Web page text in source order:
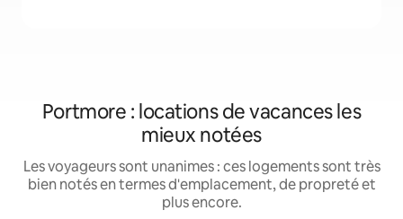
Portmore : locations de vacances les
mieux notées
Les voyageurs sont unanimes : ces logements sont très
bien notés en termes d'emplacement, de propreté et
plus encore.